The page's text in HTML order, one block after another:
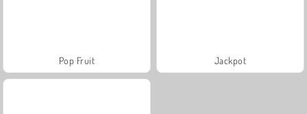
Pop Fruit Jackpot